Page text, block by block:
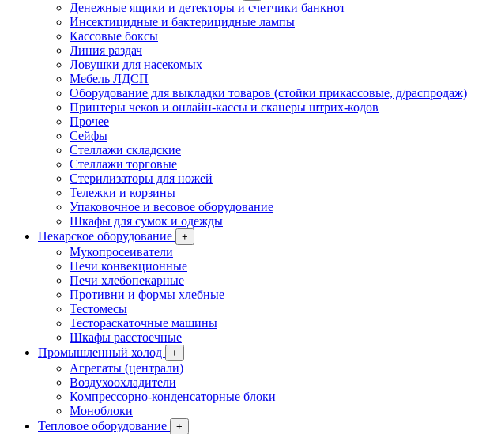
Денежные ящики и детекторы и счетчики банкнот
Инсектицидные и бактерицидные лампы
Кассовые боксы
Линия раздач
Ловушки для насекомых
Мебель ЛДСП
Оборудование для выкладки товаров (стойки прикассовые, д/распродаж)
Принтеры чеков и онлайн-кассы и сканеры штрих-кодов
Прочее
Сейфы
Стеллажи складские
Стеллажи торговые
Стерилизаторы для ножей
Тележки и корзины
Упаковочное и весовое оборудование
Шкафы для сумок и одежды
Пекарское оборудование
+
Мукопросеиватели
Печи конвекционные
Печи хлебопекарные
Противни и формы хлебные
Тестомесы
Тестораскаточные машины
Шкафы расстоечные
Промышленный холод
+
Агрегаты (централи)
Воздухоохладители
Компрессорно-конденсаторные блоки
Моноблоки
Тепловое оборудование
+